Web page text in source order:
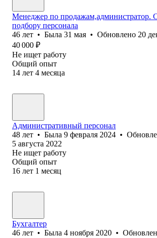
Менеджер по продажам,администратор.
подбору персонала
46 лет • Была 31 мая • Обновлено 20
40 000 ₽
Не ищет работу
Общий опыт
14 лет 4 месяца
Административный персонал
48 лет • Была 9 февраля 2024 •
5 августа 2022
Не ищет работу
Общий опыт
16 лет 1 месяц
Бухгалтер
46 лет • Была 4 ноября 2020 •